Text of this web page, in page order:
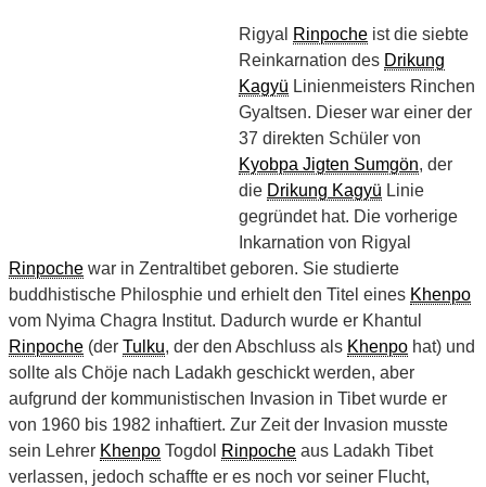
Rigyal Rinpoche ist die siebte
Reinkarnation des Drikung
Kagyü Linienmeisters Rinchen
Gyaltsen. Dieser war einer der
37 direkten Schüler von
Kyobpa Jigten Sumgön, der
die Drikung Kagyü Linie
gegründet hat. Die vorherige
Inkarnation von Rigyal
Rinpoche war in Zentraltibet geboren. Sie studierte
buddhistische Philosphie und erhielt den Titel eines Khenpo
vom Nyima Chagra Institut. Dadurch wurde er Khantul
Rinpoche (der Tulku, der den Abschluss als Khenpo hat) und
sollte als Chöje nach Ladakh geschickt werden, aber
aufgrund der kommunistischen Invasion in Tibet wurde er
von 1960 bis 1982 inhaftiert. Zur Zeit der Invasion musste
sein Lehrer Khenpo Togdol Rinpoche aus Ladakh Tibet
verlassen, jedoch schaffte er es noch vor seiner Flucht,